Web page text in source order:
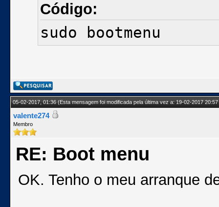
Código:
sudo bootmenu
05-02-2017, 01:36(Esta mensagem foi modificada pela última vez a: 19-02-2017
valente274
Membro
RE: Boot menu
OK. Tenho o meu arranque